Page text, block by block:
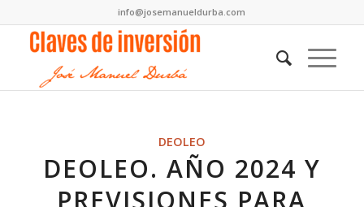
info@josemanueldurba.com
DEOLEO
DEOLEO. AÑO 2024 Y
PREVISIONES PARA